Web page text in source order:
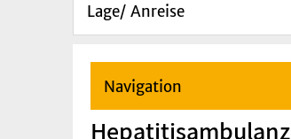
Lage/ Anreise
Navigation
Hepatitisambulanz